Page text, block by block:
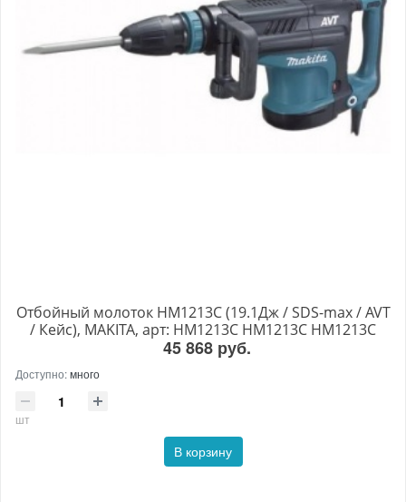
Отбойный молоток HM1213C (19.1Дж / SDS-max / AVT
/ Кейс), MAKITA, арт: HM1213C HM1213C HM1213C
45 868 руб.
Доступно:много
шт
В корзину